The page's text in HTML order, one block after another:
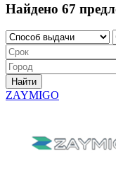
Найдено 67
Найти
ZAYMIGO